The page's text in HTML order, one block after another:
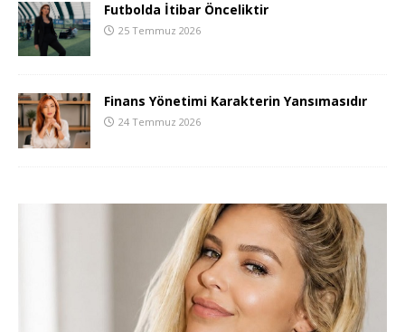
Futbolda İtibar Önceliktir
25 Temmuz 2026
Finans Yönetimi Karakterin Yansımasıdır
24 Temmuz 2026